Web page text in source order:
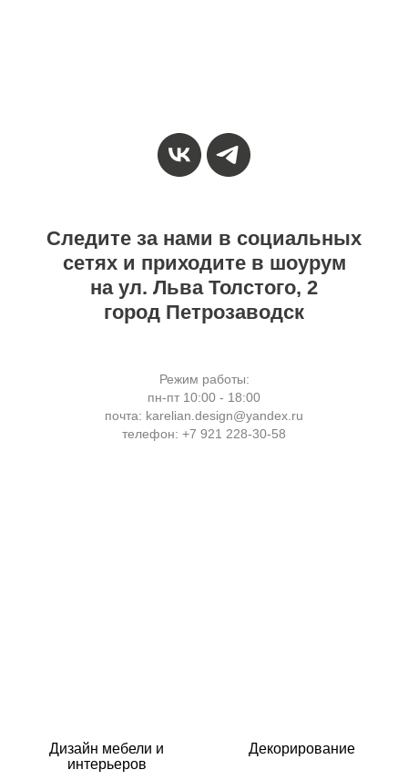
Следите за нами в социальных
сетях и приходите в шоурум
на ул. Льва Толстого, 2
город Петрозаводск
Режим работы:
пн-пт 10:00 - 18:00
почта: karelian.design@yandex.ru
телефон: +7 921 228-30-58
Дизайн мебели и
интерьеров
Декорирование